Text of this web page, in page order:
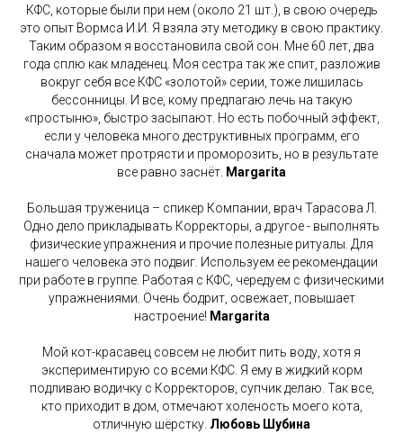
КФС, которые были при нем (около 21 шт.), в свою очередь
это опыт Вормса И.И. Я взяла эту методику в свою практику.
Таким образом я восстановила свой сон. Мне 60 лет, два
года сплю как младенец. Моя сестра так же спит, разложив
вокруг себя все КФС «золотой» серии, тоже лишилась
бессонницы. И все, кому предлагаю лечь на такую
«простыню», быстро засыпают. Но есть побочный эффект,
если у человека много деструктивных программ, его
сначала может протрясти и проморозить, но в результате
все равно заснёт. Margarita
Большая труженица – спикер Компании, врач Тарасова Л.
Одно дело прикладывать Корректоры, а другое - выполнять
физические упражнения и прочие полезные ритуалы. Для
нашего человека это подвиг. Используем ее рекомендации
при работе в группе. Работая с КФС, чередуем с физическими
упражнениями. Очень бодрит, освежает, повышает
настроение! Margarita
Мой кот-красавец совсем не любит пить воду, хотя я
экспериментирую со всеми КФС. Я ему в жидкий корм
подливаю водичку с Корректоров, супчик делаю. Так все,
кто приходит в дом, отмечают холеность моего кота,
отличную шёрстку. Любовь Шубина